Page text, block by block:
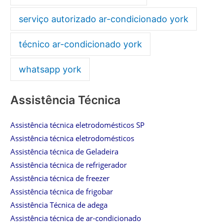
serviço autorizado ar-condicionado york
técnico ar-condicionado york
whatsapp york
Assistência Técnica
Assistência técnica eletrodomésticos SP
Assistência técnica eletrodomésticos
Assistência técnica de Geladeira
Assistência técnica de refrigerador
Assistência técnica de freezer
Assistência técnica de frigobar
Assistência Técnica de adega
Assistência técnica de ar-condicionado